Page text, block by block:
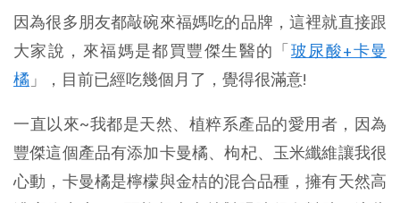
因為很多朋友都敲碗來福媽吃的品牌，這裡就直接跟
大家說，來福媽是都買豐傑生醫的「玻尿酸+卡曼
橘 」，目前已經吃幾個月了，覺得很滿意!
一直以來~我都是天然、植粹系產品的愛用者，因為
豐傑這個產品有添加卡曼橘、枸杞、玉米纖維讓我很
心動，卡曼橘是檸檬與金桔的混合品種，擁有天然高